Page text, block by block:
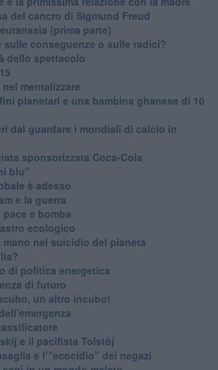
del cancro di Sigmund Freud
(prima parte)
sulle conseguenze o sulle radici?
dello spettacolo
mentalizzare
planetari e una bambina ghanese di 10
dal guardare i mondiali di calcio in
sponsorizzata Coca-Cola
blu”
è adesso
e la guerra
e bomba
ecologico
mano nel suicidio del pianeta
di politica energetica
di futuro
un altro incubo!
e il pacifista Tolstòj
e l’”ecocidio” dei negazi